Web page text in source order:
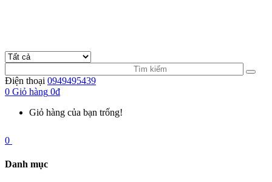
Điện thoại 0949495439
0 Giỏ hàng 0đ
Giỏ hàng của bạn trống!
0
Danh mục